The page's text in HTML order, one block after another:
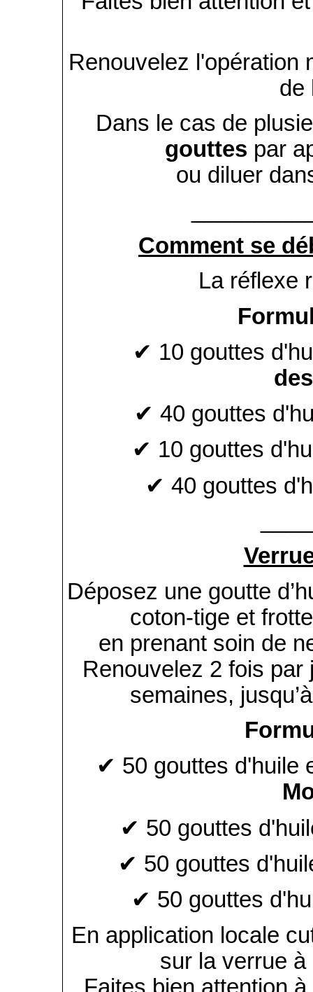
Renouvelez l'opération
de
Dans le cas de
gouttes par
ou diluer
Comment se
La réflexe
✔ 10 gouttes
✔ 40 gouttes
✔ 10 gouttes
✔ 40 gouttes
Déposez une goutte
coton-tige et
en prenant soin de
Renouvelez 2 fois par
semaines,
✔ 50 gouttes d'huile
✔ 50 gouttes
✔ 50 gouttes
✔ 50 gouttes
En application locale
sur la verrue
Faites bien attention